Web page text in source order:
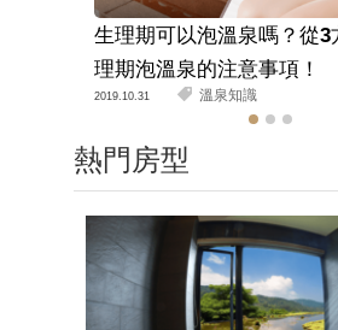
生理期可以泡溫泉嗎？從3
理期泡溫泉的注意事項！
2019.10.31 溫泉知識
熱門房型